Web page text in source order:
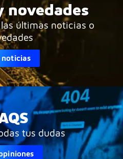
novedades
últimas noticias o
noticias
tus dudas